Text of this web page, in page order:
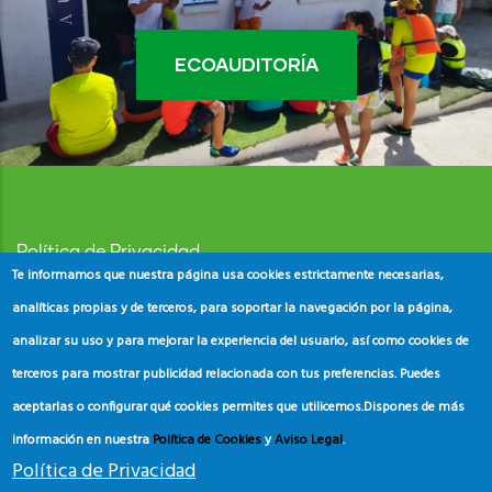
ECOAUDITORÍA
Política de Privacidad
Aviso Legal
Política de Cookies
Te informamos que nuestra página usa cookies estrictamente necesarias,
analíticas propias y de terceros, para soportar la navegación por la página,
analizar su uso y para mejorar la experiencia del usuario, así como cookies de
terceros para mostrar publicidad relacionada con tus preferencias. Puedes
aceptarlas o configurar qué cookies permites que utilicemos.Dispones de más
información en nuestra Política de CookiesyAviso Legal.
Política de Privacidad